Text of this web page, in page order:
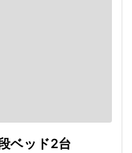
ベッド2台